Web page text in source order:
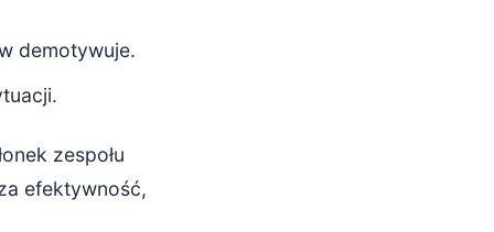
demotywuje.
zespołu
efektywność,